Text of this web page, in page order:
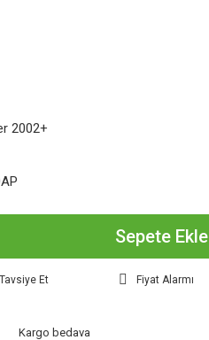
2002+
Sepete Ekle
Tavsiye Et Fiyat Alarmı
Kargo bedava